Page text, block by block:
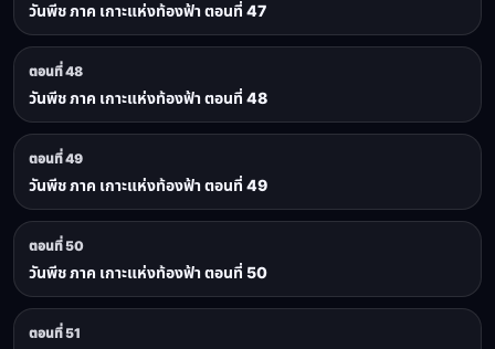
วันพีช ภาค เกาะแห่งท้องฟ้า ตอนที่ 47
ตอนที่ 48
วันพีช ภาค เกาะแห่งท้องฟ้า ตอนที่ 48
ตอนที่ 49
วันพีช ภาค เกาะแห่งท้องฟ้า ตอนที่ 49
ตอนที่ 50
วันพีช ภาค เกาะแห่งท้องฟ้า ตอนที่ 50
ตอนที่ 51